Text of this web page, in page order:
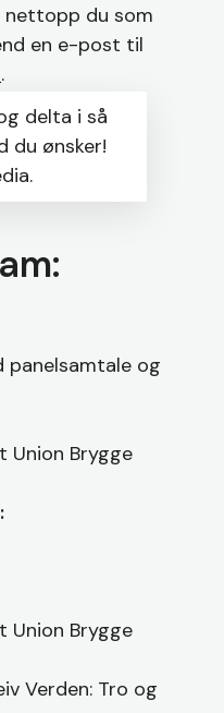
du som
en e-post til
.
delta i så
du ønsker!
panelsamtale og
Union Brygge
Union Brygge
Verden: Tro og